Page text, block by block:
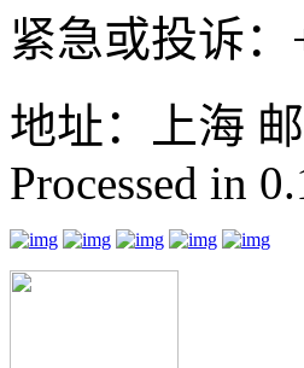
紧急或投诉
地址：上海
Processed in